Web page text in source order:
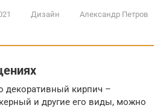
Дизайн Александр Петров
декоративный кирпич –
и другие его виды, можно